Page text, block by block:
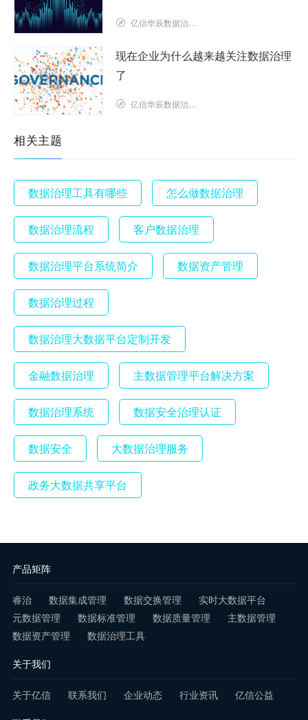
亿信华辰数据治理研究院
现在企业为什么越来越关注数据治理
了
亿信华辰数据治理研究院
相关主题
数据治理工具有哪些 怎么做数据治理
数据治理流程 客户数据治理
数据治理平台系统简介 数据资产管理
数据治理过程
数据治理大数据平台定制开发
金融数据治理 主数据管理平台解决方案
数据治理系统 数据安全治理认证
数据安全 大数据治理服务
政务大数据共享平台
产品矩阵
睿治 数据集成管理 数据交换管理
实时大数据平台
元数据管理
数据标准管理 数据质量管理
主数据管理
数据资产管理
数据治理工具
关于我们
关于亿信 联系我们 企业动态 行业资讯 亿信公益